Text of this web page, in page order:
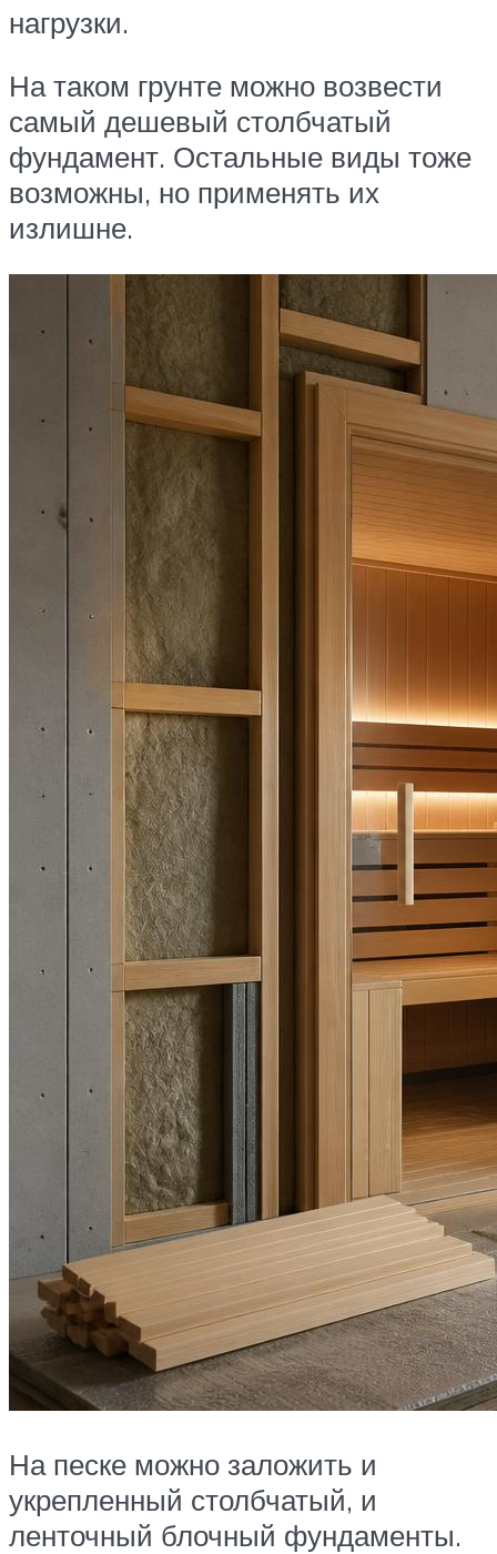
нагрузки.
На таком грунте можно возвести
самый дешевый столбчатый
фундамент. Остальные виды тоже
возможны, но применять их
излишне.
На песке можно заложить и
укрепленный столбчатый, и
ленточный блочный фундаменты.